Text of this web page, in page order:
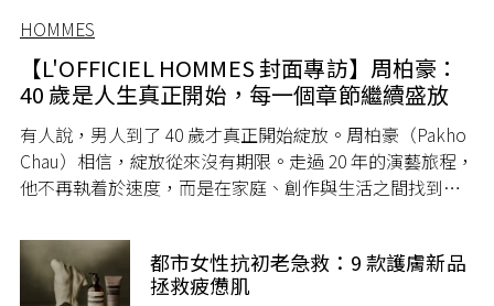
HOMMES
【L'OFFICIEL HOMMES 封面專訪】周柏豪：
40 歲是人生真正開始，每一個章節繼續盛放
有人說，男人到了 40 歲才真正開始綻放。周柏豪（Pakho
Chau）相信，綻放從來沒有期限。走過 20 年的演藝旅程，
他不再執着於速度，而是在家庭、創作與生活之間找到屬
都市女性抗初老急救：9 款護膚新品
拯救疲憊肌